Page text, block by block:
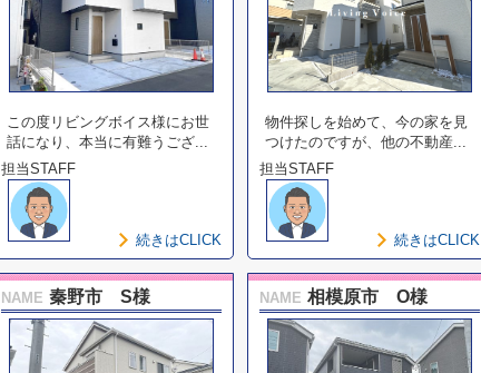
この度リビングボイス様にお世
話になり、本当に有難うござ...
担当STAFF
続きはCLICK
物件探しを始めて、今の家を見
つけたのですが、他の不動産...
担当STAFF
続きはCLICK
NAME 秦野市 S様 NAME 相模原市 O様